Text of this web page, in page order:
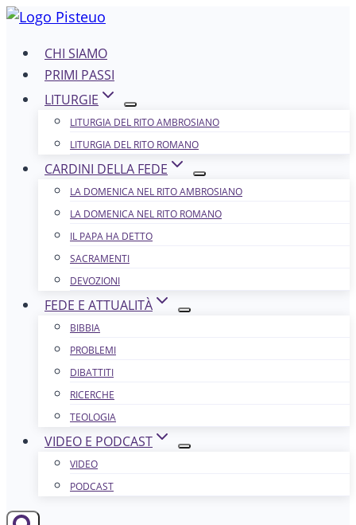
Salta
contenutoCHI SIAMO
PRIMI PASSI
LITURGIE
LITURGIA DEL RITO AMBROSIANO
LITURGIA DEL RITO ROMANO
CARDINI DELLA FEDE
LA DOMENICA NEL R​​​​​​ITO AMBROSIANO
LA DOMENICA NEL RITO ROMANO
IL PAPA HA DETTO
SACRAMENTI
DEVOZIONI
FEDE E ATTUALITÀ
BIBBIA
PROBLEMI
DIBATTITI
RICERCHE
TEOLOGIA
VIDEO E PODCAST
VIDEO
PODCAST